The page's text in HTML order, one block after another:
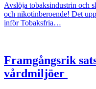
Avslöja tobaksindustrin och
och nikotinberoende! Det
inför Tobaksfria…
Framgångsrik
vårdmiljöer